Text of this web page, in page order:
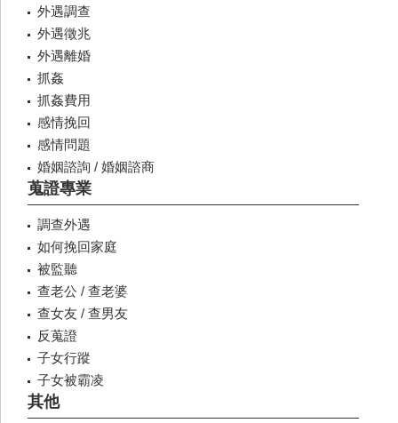
外遇調查
外遇徵兆
外遇離婚
抓姦
抓姦費用
感情挽回
感情問題
婚姻諮詢 / 婚姻諮商
蒐證專業
調查外遇
如何挽回家庭
被監聽
查老公 / 查老婆
查女友 / 查男友
反蒐證
子女行蹤
子女被霸凌
其他